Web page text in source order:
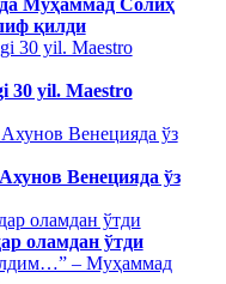
қилди
30 yil. Maestro
Венецияда ўз
оламдан ўтди